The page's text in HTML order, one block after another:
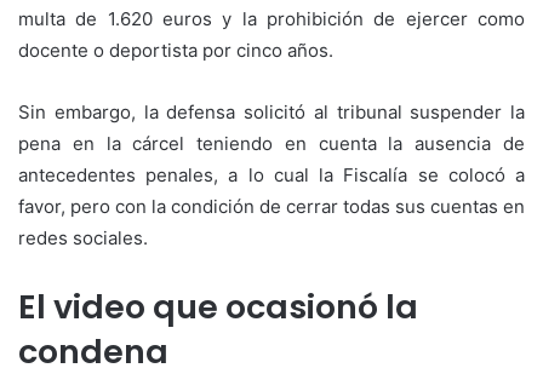
multa de 1.620 euros y la prohibición de ejercer como
docente o deportista por cinco años.
Sin embargo, la defensa solicitó al tribunal suspender la
pena en la cárcel teniendo en cuenta la ausencia de
antecedentes penales, a lo cual la Fiscalía se colocó a
favor, pero con la condición de cerrar todas sus cuentas en
redes sociales.
El video que ocasionó la
condena